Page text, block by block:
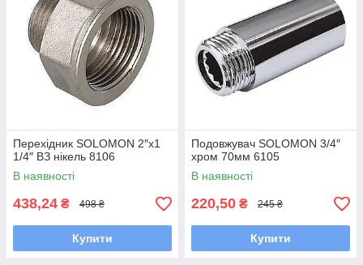
Перехідник SOLOMON 2″х1
1/4″ ВЗ нікель 8106
В наявності
438,24 ₴ 498 ₴
Купити
Подовжувач SOLOMON 3/4″
хром 70мм 6105
В наявності
220,50 ₴ 245 ₴
Купити